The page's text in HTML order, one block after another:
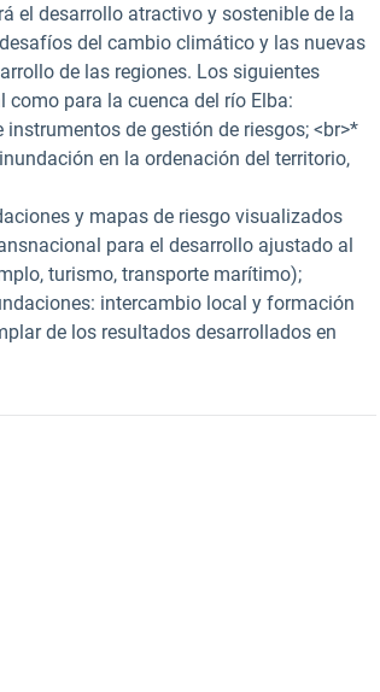
el desarrollo atractivo y sostenible de la
del cambio climático y las nuevas
de las regiones. Los siguientes
para la cuenca del río Elba:
de gestión de riesgos; <br>*
en la ordenación del territorio,
y mapas de riesgo visualizados
para el desarrollo ajustado al
turismo, transporte marítimo);
intercambio local y formación
de los resultados desarrollados en